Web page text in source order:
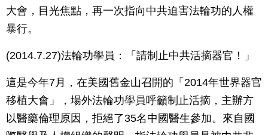
大會，目光焦點，再一次指向中共迫害法輪功的人權
暴行。
(2014.7.27)法輪功學員：「請制止中共活摘器官！」
這是今年7月，在美國舊金山召開的「2014年世界器官
移植大會」，場外法輪功學員呼籲制止活摘，主辦方
以醫藥倫理原因，拒絕了35名中國醫生參加。來自國